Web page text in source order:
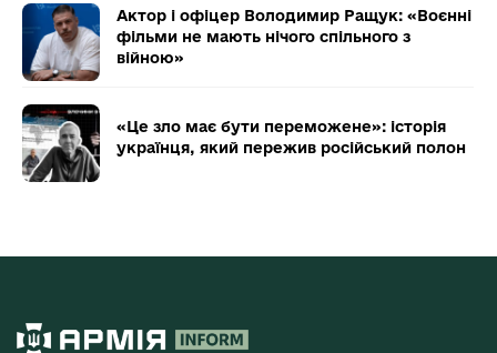
Актор і офіцер Володимир Ращук: «Воєнні
фільми не мають нічого спільного з
війною»
«Це зло має бути переможене»: історія
українця, який пережив російський полон